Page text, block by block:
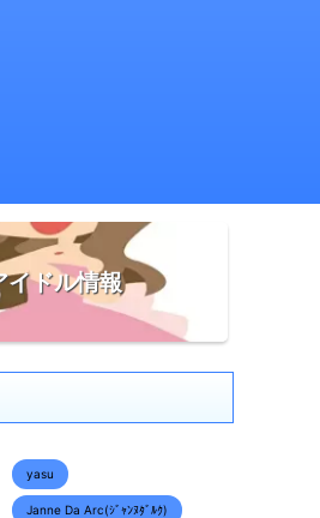
イドル情報
yasu
Janne Da Arc(ｼﾞｬﾝﾇﾀﾞﾙｸ)